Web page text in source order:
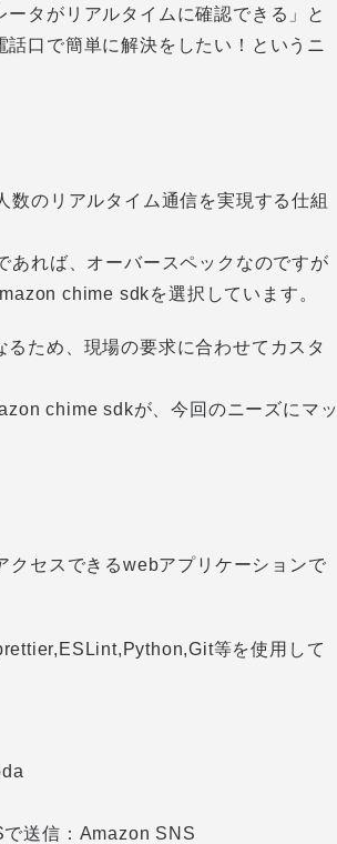
タがリアルタイムに確認できる」と
口で簡単に解決をしたい！というニ
のリアルタイム通信を実現する仕組
あれば、オーバースペックなのですが
chime sdkを選択しています。
ため、現場の要求に合わせてカスタ
chime sdkが、今回のニーズにマッ
クセスできるwebアプリケーションで
等を使用して
送信：Amazon SNS